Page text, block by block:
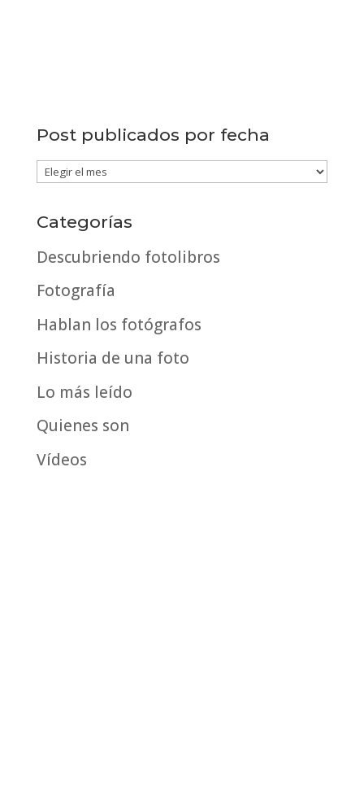
Post publicados por fecha
Post
por
fecha
Categorías
Descubriendo fotolibros
Fotografía
Hablan los fotógrafos
Historia de una foto
Lo más leído
Quienes son
Vídeos